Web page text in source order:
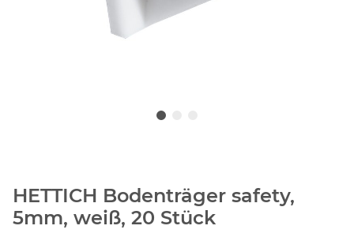
HETTICH Bodenträger safety,
5mm, weiß, 20 Stück